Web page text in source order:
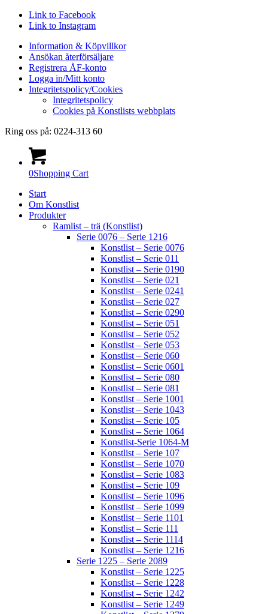
Link to Facebook
Link to Instagram
Information & Köpvillkor
Ansökan återförsäljare
Registrera ÅF-konto
Logga in/Mitt konto
Integritetspolicy/Cookies
Integritetspolicy
Cookies på Konstlists webbplats
Ring oss på: 0224-313 60
0Shopping Cart
Start
Om Konstlist
Produkter
Ramlist – trä (Konstlist)
Serie 0076 – Serie 1216
Konstlist – Serie 0076
Konstlist – Serie 011
Konstlist – Serie 0190
Konstlist – Serie 021
Konstlist – Serie 0241
Konstlist – Serie 027
Konstlist – Serie 0290
Konstlist – Serie 051
Konstlist – Serie 052
Konstlist – Serie 053
Konstlist – Serie 060
Konstlist – Serie 0601
Konstlist – Serie 080
Konstlist – Serie 081
Konstlist – Serie 1001
Konstlist – Serie 1043
Konstlist – Serie 105
Konstlist – Serie 1064
Konstlist-Serie 1064-M
Konstlist – Serie 107
Konstlist – Serie 1070
Konstlist – Serie 1083
Konstlist – Serie 109
Konstlist – Serie 1096
Konstlist – Serie 1099
Konstlist – Serie 1101
Konstlist – Serie 111
Konstlist – Serie 1114
Konstlist – Serie 1216
Serie 1225 – Serie 2089
Konstlist – Serie 1225
Konstlist – Serie 1228
Konstlist – Serie 1242
Konstlist – Serie 1249